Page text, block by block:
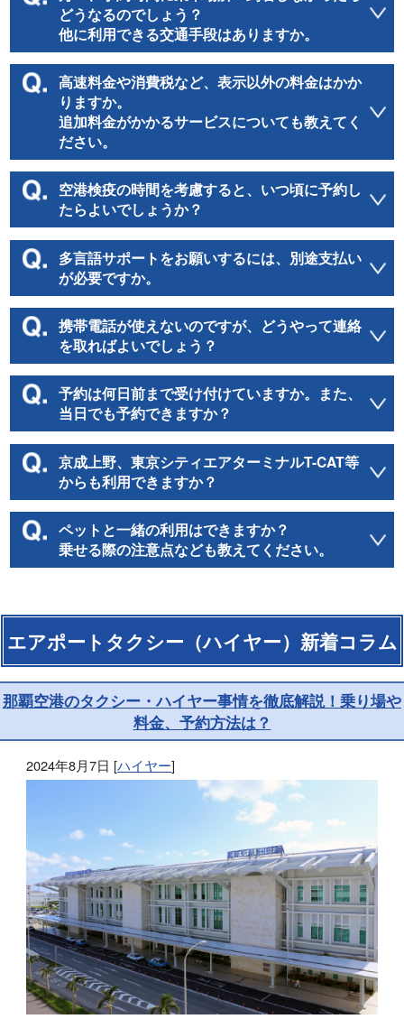
どうなるのでしょう？
他に利用できる交通手段はありますか。
高速料金や消費税など、表示以外の料金はかか
りますか。
追加料金がかかるサービスについても教えてく
ださい。
空港検疫の時間を考慮すると、いつ頃に予約し
たらよいでしょうか？
多言語サポートをお願いするには、別途支払い
が必要ですか。
携帯電話が使えないのですが、どうやって連絡
を取ればよいでしょう？
予約は何日前まで受け付けていますか。また、
当日でも予約できますか？
京成上野、東京シティエアターミナルT-CAT等
からも利用できますか？
ペットと一緒の利用はできますか？
乗せる際の注意点なども教えてください。
エアポートタクシー（ハイヤー）新着コラム
那覇空港のタクシー・ハイヤー事情を徹底解説！乗り場や
料金、予約方法は？
2024年8月7日 [ハイヤー]